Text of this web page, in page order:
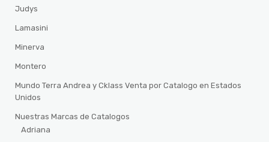
Judys
Lamasini
Minerva
Montero
Mundo Terra Andrea y Cklass Venta por Catalogo en Estados
Unidos
Nuestras Marcas de Catalogos
Adriana